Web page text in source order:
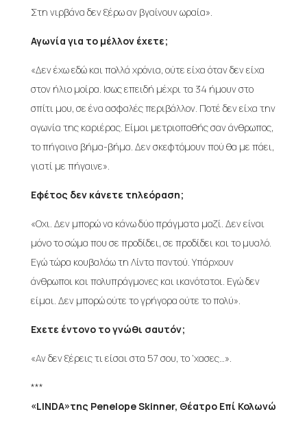
Στη νιρβάνα δεν ξέρω αν βγαίνουν ωραία».
Αγωνία για το μέλλον έχετε;
«Δεν έχω εδώ και πολλά χρόνια, ούτε είχα όταν δεν είχα
στον ήλιο μοίρα. Ισως επειδή μέχρι τα 34 ήμουν στο
σπίτι μου, σε ένα ασφαλές περιβάλλον. Ποτέ δεν είχα την
αγωνία της καριέρας. Είμαι μετριοπαθής σαν άνθρωπος,
το πήγαινα βήμα-βήμα. Δεν σκεφτόμουν πού θα με πάει,
γιατί με πήγαινε».
Εφέτος δεν κάνετε τηλεόραση;
«Οχι. Δεν μπορώ να κάνω δύο πράγματα μαζί. Δεν είναι
μόνο το σώμα που σε προδίδει, σε προδίδει και το μυαλό.
Εγώ τώρα κουβαλάω τη Λίντα παντού. Υπάρχουν
άνθρωποι και πολυπράγμονες και ικανότατοι. Εγώ δεν
είμαι. Δεν μπορώ ούτε το γρήγορα ούτε το πολύ».
Εχετε έντονο το γνώθι σαυτόν;
«Αν δεν ξέρεις τι είσαι στα 57 σου, το ‘χασες…».
***
«LINDA»της Penelope Skinner, Θέατρο Επί Κολωνώ